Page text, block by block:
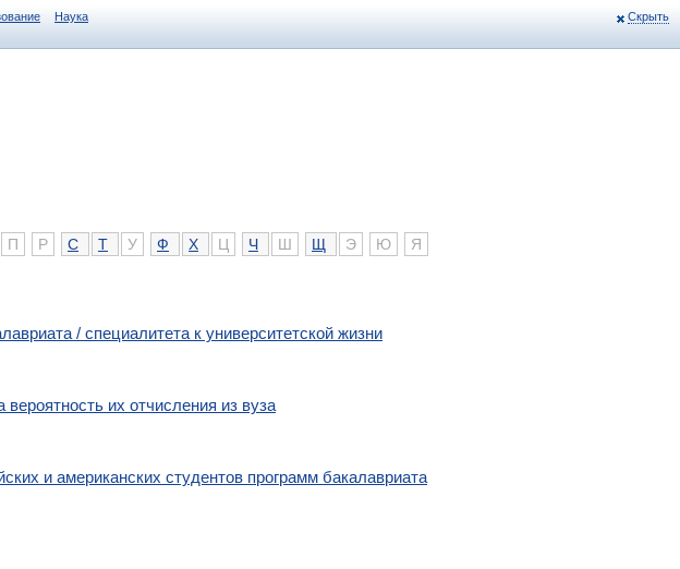
Скрыть
Наука
П Р С Т У Ф Х Ц Ч Ш Щ Э Ю Я
/ специалитета к университетской жизни
их отчисления из вуза
и американских студентов программ бакалавриата